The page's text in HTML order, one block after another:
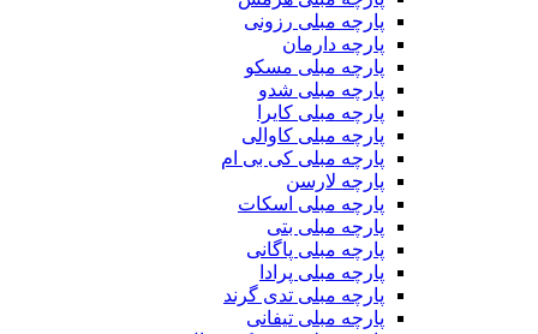
پارچه مبلی رزونی
پارچه دارمان
پارچه مبلی مسکو
پارچه مبلی شدو
پارچه مبلی کایرا
پارچه مبلی کاوالی
پارچه مبلی کی بی ام
پارچه لارسن
پارچه مبلی اسکات
پارچه مبلی بتی
پارچه مبلی پاگانی
پارچه مبلی پرادا
پارچه مبلی تدی گرند
پارچه مبلی تیفانی